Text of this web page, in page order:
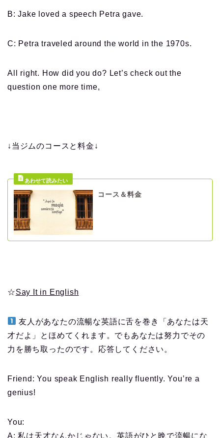
B: Jake loved a speech Petra gave.
C: Petra traveled around the world in the 1970s.
All right. How did you do? Let’s check out the
question one more time,
↓当ジムのコースと料金↓
コース＆料金
☆Say It in English
友人があなたの流暢な英語に舌を巻き「あなたは天
才だよ」とほめてくれます。でもあなたは努力でその
力を勝ち取ったのです。応答してください。
Friend: You speak English really fluently. You’re a
genius!
You:
A: 私は天才なんかじゃない。英語がひと晩で流暢にな